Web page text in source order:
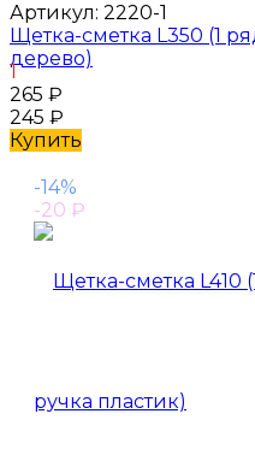
Артикул: 2220-1
Щетка-сметка L350 (1
дерево)
1
265 ₽
245 ₽
Купить
-14%
-20 ₽